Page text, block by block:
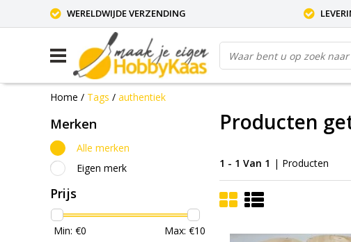
WERELDWIJDE VERZENDING
Home / Tags / authentiek
Merken
Alle merken
Eigen merk
Prijs
Min: €0 Max: €10
Producten
1 - 1 Van 1 | Producten